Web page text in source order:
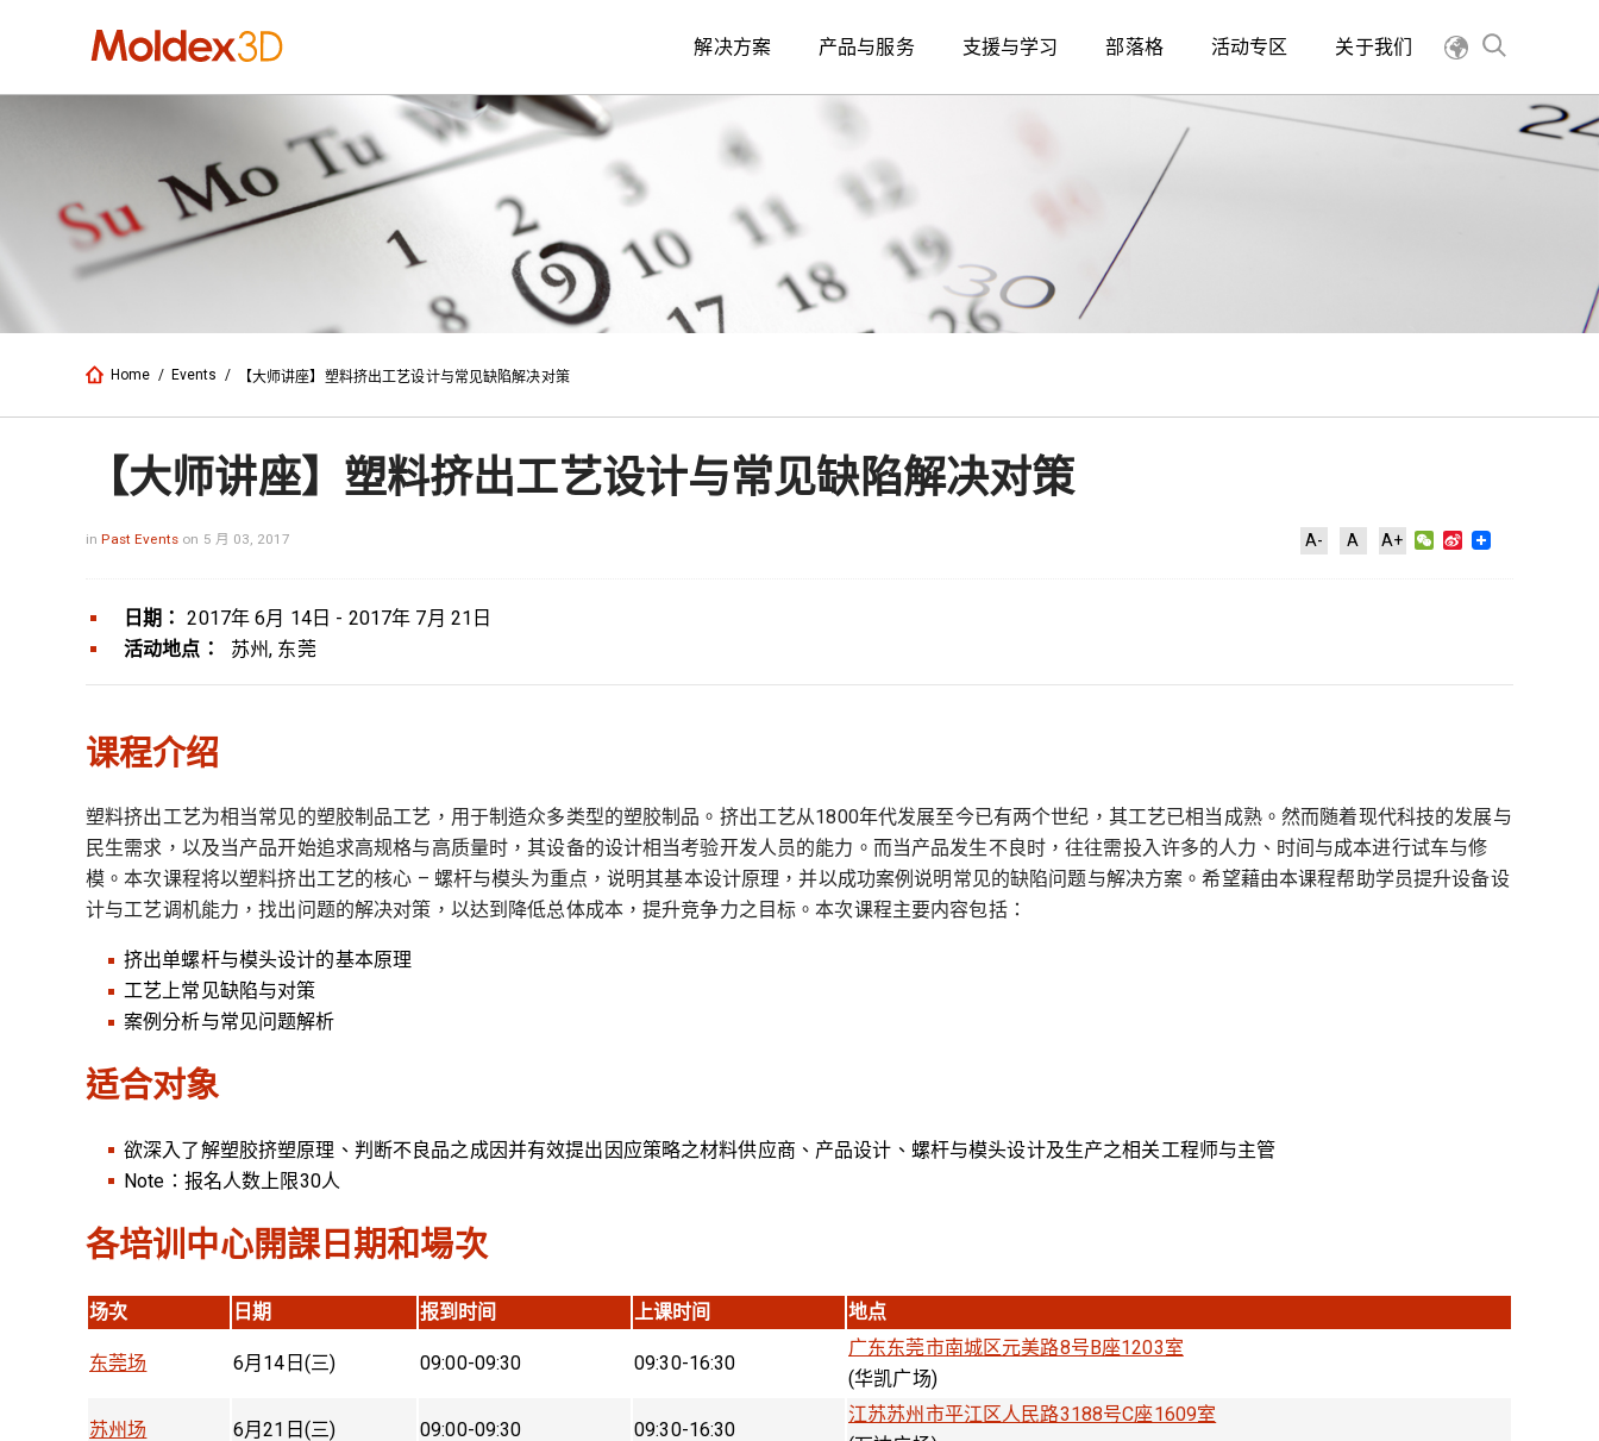
解决方案 产品与服务 支援与学习 部落格 活动专区 关于我们
Home / Events / 【大师讲座】塑料挤出工艺设计与常见缺陷解决对策
【大师讲座】塑料挤出工艺设计与常见缺陷解决对策
inPast Events on 5 月 03, 2017 A- A A+ WeChat
Sina
日期：
2017年 6月 14日 - 2017年 7月 21日
活动地点：
苏州, 东莞
课程介绍
塑料挤出工艺为相当常见的塑胶制品工艺，用于制造众多类型的塑胶制品。挤出工艺从1800年代发展至今已有两个世纪，其工艺已相当成熟。然而随着现代科技的发展与
民生需求，以及当产品开始追求高规格与高质量时，其设备的设计相当考验开发人员的能力。而当产品发生不良时，往往需投入许多的人力、时间与成本进行试车与修
模。本次课程将以塑料挤出工艺的核心 – 螺杆与模头为重点，说明其基本设计原理，并以成功案例说明常见的缺陷问题与解决方案。希望藉由本课程帮助学员提升设备设
计与工艺调机能力，找出问题的解决对策，以达到降低总体成本，提升竞争力之目标。本次课程主要内容包括：
挤出单螺杆与模头设计的基本原理
工艺上常见缺陷与对策
案例分析与常见问题解析
适合对象
欲深入了解塑胶挤塑原理、判断不良品之成因并有效提出因应策略之材料供应商、产品设计、螺杆与模头设计及生产之相关工程师与主管
Note：报名人数上限30人
各培训中心開課日期和場次
场次 日期 报到时间 上课时间 地点
东莞场 6月14日(三) 09:00-09:30 09:30-16:30
广东东莞市南城区元美路8号B座1203室
(华凯广场)
苏州场 6月21日(三) 09:00-09:30 09:30-16:30
江苏苏州市平江区人民路3188号C座1609室